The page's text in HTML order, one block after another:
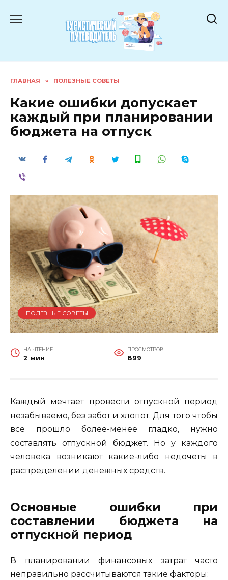
ГЛАВНАЯ » ПОЛЕЗНЫЕ СОВЕТЫ
Какие ошибки допускает
каждый при планировании
бюджета на отпуск
ПОЛЕЗНЫЕ СОВЕТЫ
НА ЧТЕНИЕ
2 мин
ПРОСМОТРОВ
899
Каждый мечтает провести отпускной период
незабываемо, без забот и хлопот. Для того чтобы
все прошло более-менее гладко, нужно
составлять отпускной бюджет. Но у каждого
человека возникают какие-либо недочеты в
распределении денежных средств.
Основные ошибки при
составлении бюджета на
отпускной период
В планировании финансовых затрат часто
неправильно рассчитываются такие факторы: